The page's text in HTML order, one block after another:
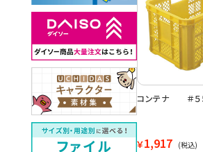
コンテナ ＃５
￥1,917 (税込)